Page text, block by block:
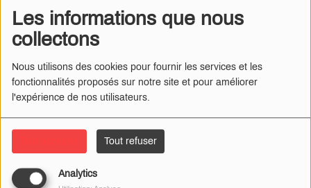
Les informations que nous
collectons
Nous utilisons des cookies pour fournir les services et les
fonctionnalités proposés sur notre site et pour améliorer
l'expérience de nos utilisateurs.
Tout refuser
Analytics
04 FÉVRIER 2026
Un violent incendie s'est déclaré très tard, ce mardi 3 février,
dans une maison à Esquéhéries (02). Un homme âgé de 59 ans
est mort et sa femme blessée.
Les pompiers sont intervenus ce mardi 3 février en Thiérache, à